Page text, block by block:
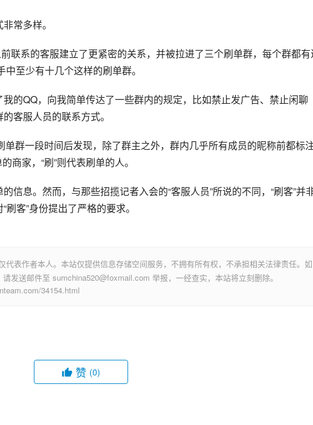
常多样。
联系的客服建立了更紧密的关系，并被拉进了三个刷单群，每个群都
至少有十几个这样的刷单群。
的QQ，向我简单传达了一些群内的规定，比如禁止发广告、禁止闲聊
客服人员的联系方式。
单群一段时间后发现，除了群主之外，群内几乎所有成员的昵称前都标
商家，“刷”则代表刷单的人。
信息。然而，与那些招揽记者入会的“客服人员”所说的不同，“刷客”并
客”身份提出了严格的要求。
代表作者本人。本站仅提供信息存储空间服务，不拥有所有权，不承担相关法律责任。如
发送邮件至 sumchina520@foxmail.com 举报，一经查实，本站将立刻删除。
34154.html
赞 (0)